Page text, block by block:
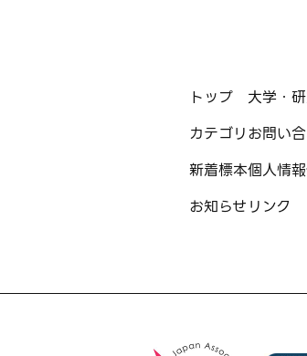
トップ
カテゴリ
新着標本
お知らせ
大学・
お問い
個人情
リンク